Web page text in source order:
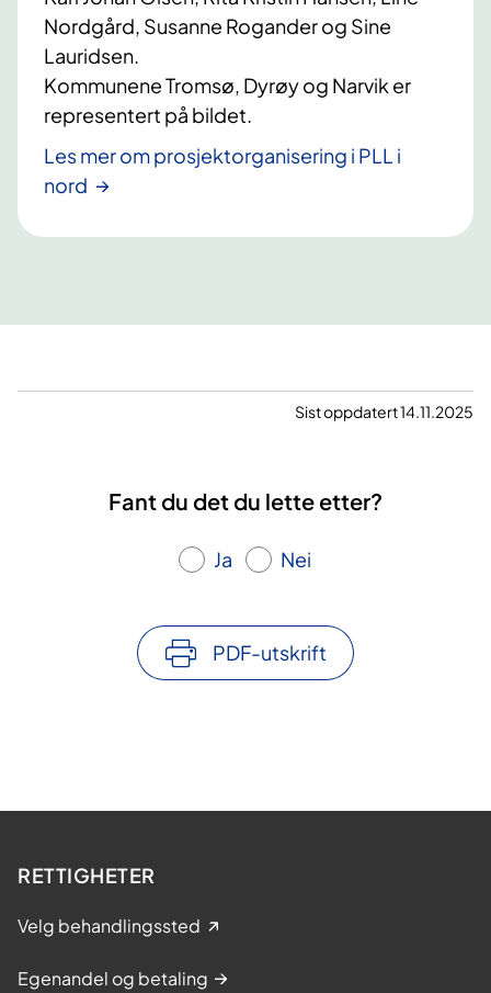
Nordgård, Susanne Rogander og Sine
Lauridsen.
Kommunene Tromsø, Dyrøy og Narvik er
representert på bildet.
Les mer om prosjektorganisering i PLL i
nord
Sist oppdatert 14.11.2025
Fant du det du lette etter?
Ja Nei
PDF-utskrift
RETTIGHETER
Velg behandlingssted
Egenandel og betaling